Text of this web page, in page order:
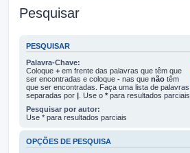
Pesquisar
PESQUISAR
Palavra-Chave:
Coloque + em frente das palavras que têm que
ser encontradas e coloque - nas que não têm
que ser encontradas. Faça uma lista de palavras
separadas por | . Use o * para resultados parciais.
Pesquisar por autor:
Use * para resultados parciais
OPÇÕES DE PESQUISA